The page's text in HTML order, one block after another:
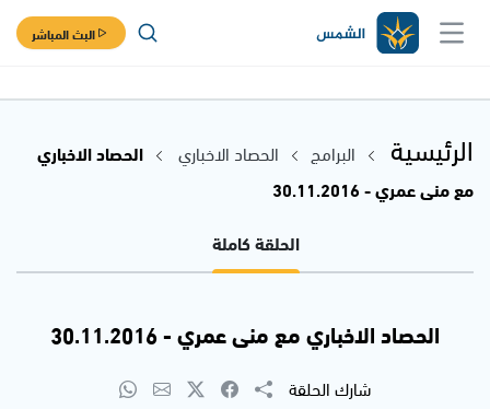
البث المباشر
الرئيسية البرامج الحصاد الاخباري
الحصاد الاخباري
مع منى عمري - 30.11.2016
الحلقة كاملة
الحصاد الاخباري مع منى عمري - 30.11.2016
شارك الحلقة